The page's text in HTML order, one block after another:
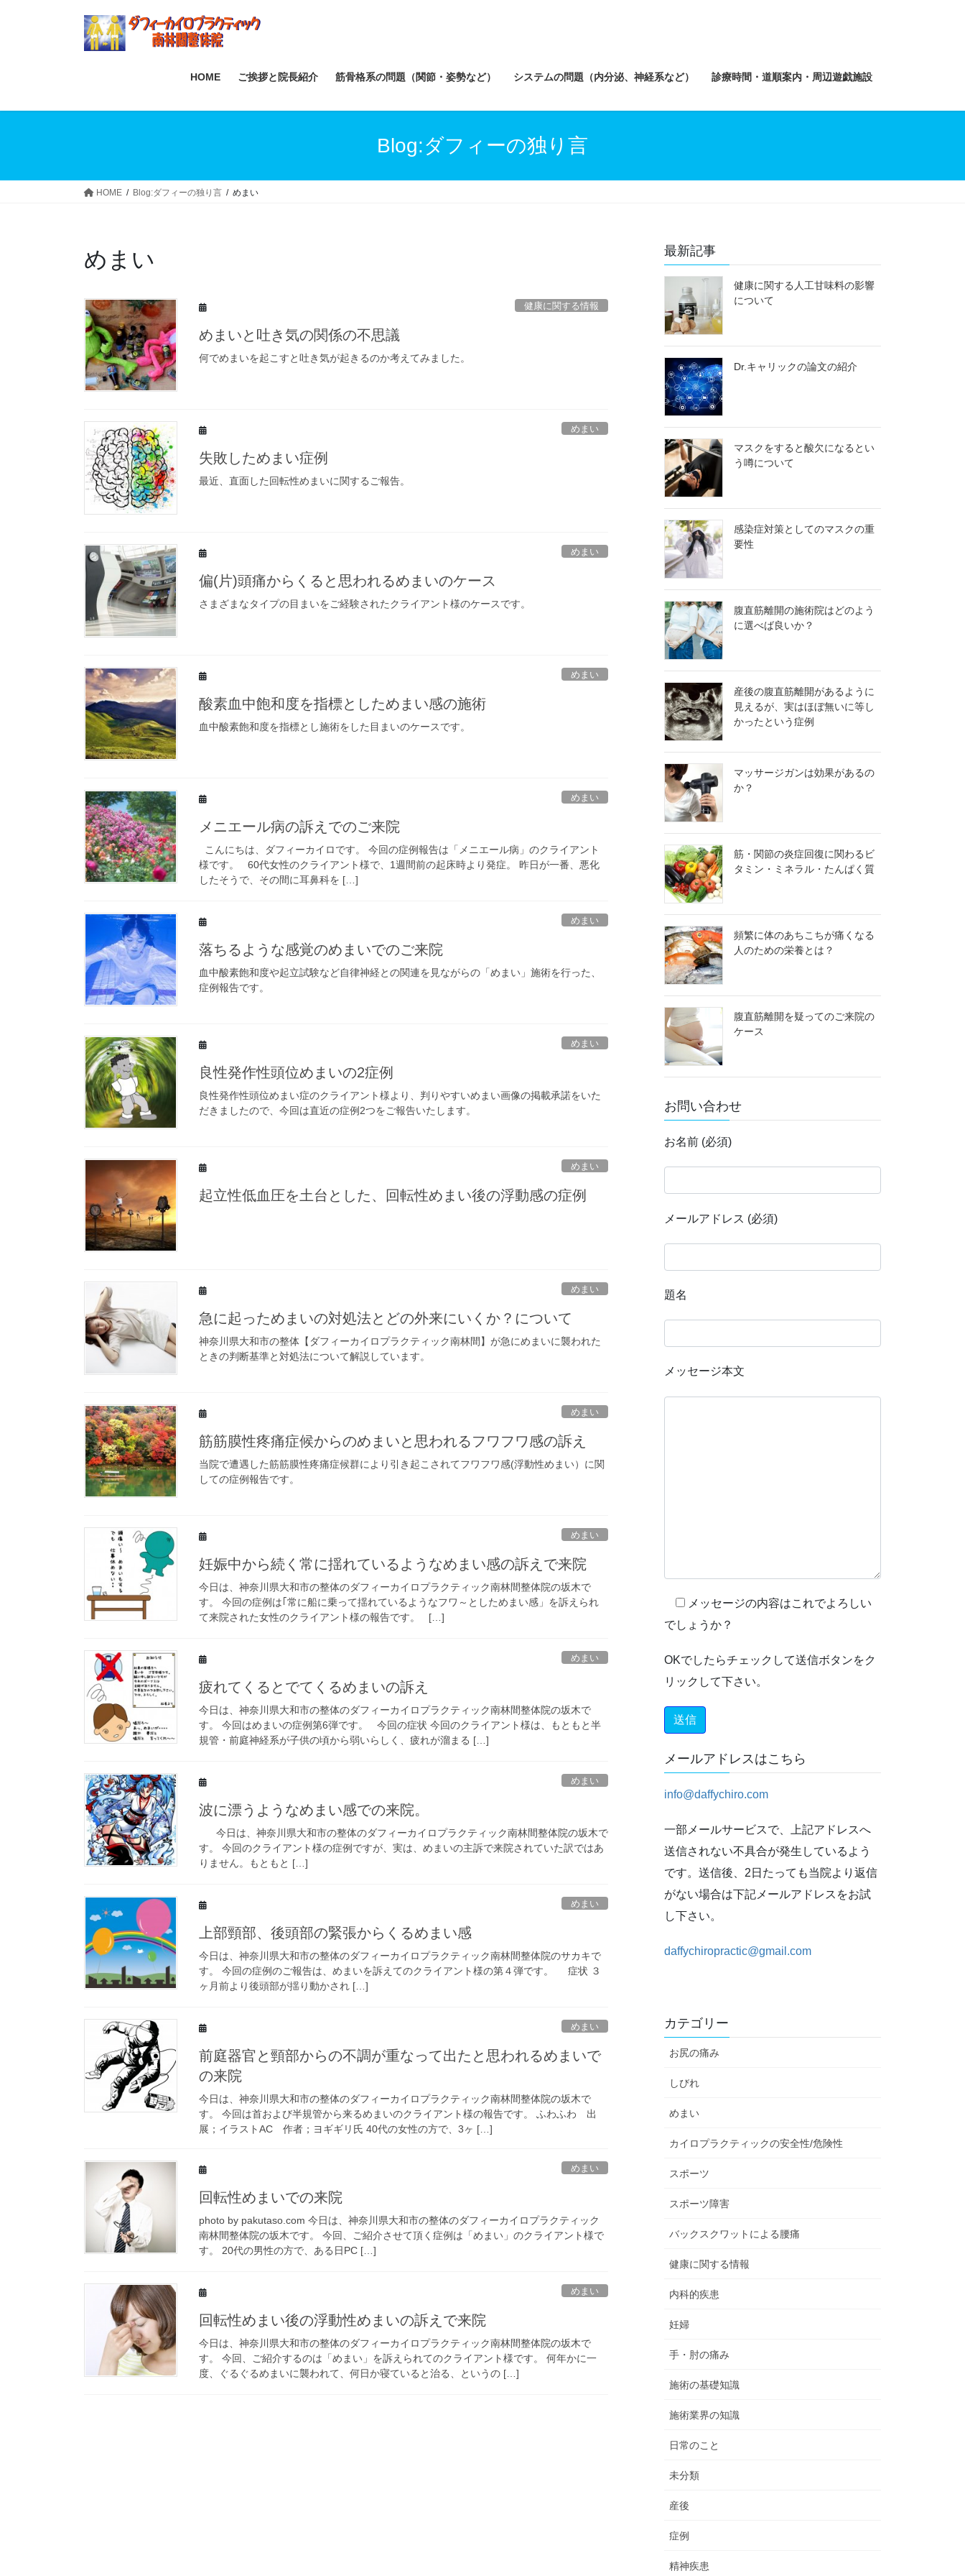
HOME ご挨拶と院長紹介 筋骨格系の問題（関節・姿勢など） システムの問題（内分泌、神経系など） 診療時間・道順案内・周辺遊戯施設
Blog:ダフィーの独り言
HOME Blog:ダフィーの独り言 めまい
めまい
健康に関する情報
めまいと吐き気の関係の不思議
何でめまいを起こすと吐き気が起きるのか考えてみました。
めまい
失敗しためまい症例
最近、直面した回転性めまいに関するご報告。
めまい
偏(片)頭痛からくると思われるめまいのケース
さまざまなタイプの目まいをご経験されたクライアント様のケースです。
めまい
酸素血中飽和度を指標としためまい感の施術
血中酸素飽和度を指標とし施術をした目まいのケースです。
めまい
メニエール病の訴えでのご来院
こんにちは、ダフィーカイロです。 今回の症例報告は「メニエール病」のクライアント
様です。 60代女性のクライアント様で、1週間前の起床時より発症。 昨日が一番、悪化
したそうで、その間に耳鼻科を […]
めまい
落ちるような感覚のめまいでのご来院
血中酸素飽和度や起立試験など自律神経との関連を見ながらの「めまい」施術を行った、
症例報告です。
めまい
良性発作性頭位めまいの2症例
良性発作性頭位めまい症のクライアント様より、判りやすいめまい画像の掲載承諾をいた
だきましたので、今回は直近の症例2つをご報告いたします。
めまい
起立性低血圧を土台とした、回転性めまい後の浮動感の症例
めまい
急に起っためまいの対処法とどの外来にいくか？について
神奈川県大和市の整体【ダフィーカイロプラクティック南林間】が急にめまいに襲われた
ときの判断基準と対処法について解説しています。
めまい
筋筋膜性疼痛症候からのめまいと思われるフワフワ感の訴え
当院で遭遇した筋筋膜性疼痛症候群により引き起こされてフワフワ感(浮動性めまい）に関
しての症例報告です。
めまい
妊娠中から続く常に揺れているようなめまい感の訴えで来院
今日は、神奈川県大和市の整体のダフィーカイロプラクティック南林間整体院の坂木で
す。 今回の症例は｢常に船に乗って揺れているようなフワ～としためまい感」を訴えられ
て来院された女性のクライアント様の報告です。 […]
めまい
疲れてくるとでてくるめまいの訴え
今日は、神奈川県大和市の整体のダフィーカイロプラクティック南林間整体院の坂木で
す。 今回はめまいの症例第6弾です。 今回の症状 今回のクライアント様は、もともと半
規管・前庭神経系が子供の頃から弱いらしく、疲れが溜まる […]
めまい
波に漂うようなめまい感での来院。
今日は、神奈川県大和市の整体のダフィーカイロプラクティック南林間整体院の坂木で
す。 今回のクライアント様の症例ですが、実は、めまいの主訴で来院されていた訳ではあ
りません。もともと […]
めまい
上部頸部、後頭部の緊張からくるめまい感
今日は、神奈川県大和市の整体のダフィーカイロプラクティック南林間整体院のサカキで
す。 今回の症例のご報告は、めまいを訴えてのクライアント様の第４弾です。 症状 ３
ヶ月前より後頭部が揺り動かされ […]
めまい
前庭器官と頸部からの不調が重なって出たと思われるめまいで
の来院
今日は、神奈川県大和市の整体のダフィーカイロプラクティック南林間整体院の坂木で
す。 今回は首および半規管から来るめまいのクライアント様の報告です。 ふわふわ 出
展；イラストAC 作者；ヨギギリ氏 40代の女性の方で、3ヶ […]
めまい
回転性めまいでの来院
photo by pakutaso.com 今日は、神奈川県大和市の整体のダフィーカイロプラクティック
南林間整体院の坂木です。 今回、ご紹介させて頂く症例は「めまい」のクライアント様で
す。 20代の男性の方で、ある日PC […]
めまい
回転性めまい後の浮動性めまいの訴えで来院
今日は、神奈川県大和市の整体のダフィーカイロプラクティック南林間整体院の坂木で
す。 今回、ご紹介するのは「めまい」を訴えられてのクライアント様です。 何年かに一
度、ぐるぐるめまいに襲われて、何日か寝ていると治る、というの […]
最新記事
健康に関する人工甘味料の影響
について
Dr.キャリックの論文の紹介
マスクをすると酸欠になるとい
う噂について
感染症対策としてのマスクの重
要性
腹直筋離開の施術院はどのよう
に選べば良いか？
産後の腹直筋離開があるように
見えるが、実はほぼ無いに等し
かったという症例
マッサージガンは効果があるの
か？
筋・関節の炎症回復に関わるビ
タミン・ミネラル・たんぱく質
頻繁に体のあちこちが痛くなる
人のための栄養とは？
腹直筋離開を疑ってのご来院の
ケース
お問い合わせ
お名前 (必須)
メールアドレス (必須)
題名
メッセージ本文
メッセージの内容はこれでよろしい
でしょうか？
OKでしたらチェックして送信ボタンをク
リックして下さい。
メールアドレスはこちら
info@daffychiro.com
一部メールサービスで、上記アドレスへ
送信されない不具合が発生しているよう
です。送信後、2日たっても当院より返信
がない場合は下記メールアドレスをお試
し下さい。
daffychiropractic@gmail.com
カテゴリー
お尻の痛み
しびれ
めまい
カイロプラクティックの安全性/危険性
スポーツ
スポーツ障害
バックスクワットによる腰痛
健康に関する情報
内科的疾患
妊婦
手・肘の痛み
施術の基礎知識
施術業界の知識
日常のこと
未分類
産後
症例
精神疾患